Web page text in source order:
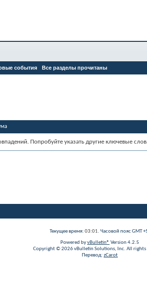
события Все разделы прочитаны
Попробуйте указать другие ключевые
Текущее время: 03:01. Часовой пояс GMT
Powered byvBulletin® Version 4.2.5
Copyright © 2026 vBulletin Solutions, Inc. All rights
Перевод: zCarot